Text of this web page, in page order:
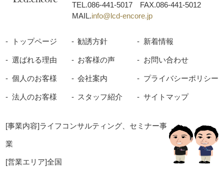
TEL.086-441-5017 FAX.086-441-5012
MAIL.info@lcd-encore.jp
トップページ
選ばれる理由
個人のお客様
法人のお客様
勧誘方針
お客様の声
会社案内
スタッフ紹介
新着情報
お問い合わせ
プライバシーポリシー
サイトマップ
[事業内容]ライフコンサルティング、セミナー事
業
[営業エリア]全国